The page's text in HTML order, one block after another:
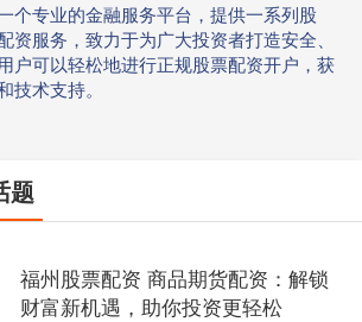
个专业的金融服务平台，提供一系列股
资服务，致力于为广大投资者打造安全、
户可以轻松地进行正规股票配资开户，获
技术支持。
题
福州股票配资 商品期货配资：解锁
财富新机遇，助你投资更轻松